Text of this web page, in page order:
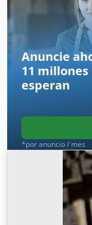
precio para los
Anuncie
11
esperan
*por anuncio / mes